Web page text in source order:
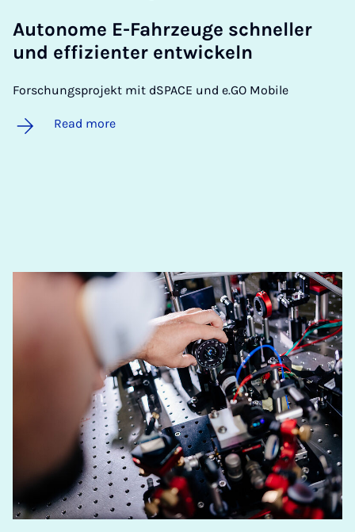
Autonome E-Fahrzeuge schneller
und ef­f­iz­ienter en­twick­eln
Forschungsprojekt mit dSPACE und e.GO Mobile
Read more